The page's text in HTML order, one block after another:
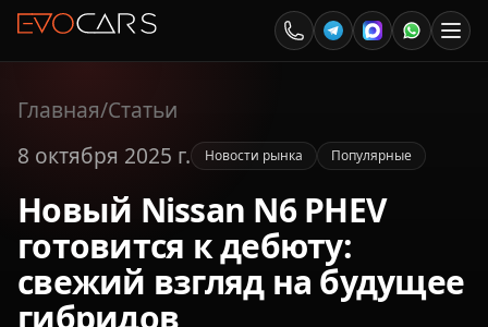
Главная/Статьи
8 октября 2025 г.
Новости рынка Популярные
Новый Nissan N6 PHEV
готовится к дебюту:
свежий взгляд на будущее
гибридов